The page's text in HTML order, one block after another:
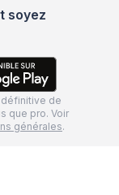
soyez
de
que pro. Voir
générales.